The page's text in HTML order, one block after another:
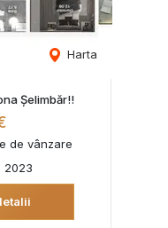
Harta
Șelimbăr!!
de vânzare
2023